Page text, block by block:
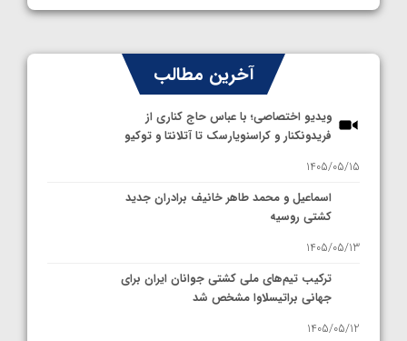
آخرین مطالب
ویدیو اختصاصی؛ با عباس حاج کناری از
فریدونکنار و کراسنویارسک تا آتلانتا و توکیو
1405/05/15
اسماعیل و محمد طاهر خانیف برادران جدید
کشتی روسیه
1405/05/13
ترکیب تیم‌های ملی کشتی جوانان ایران برای
جهانی براتیسلاوا مشخص شد
1405/05/12